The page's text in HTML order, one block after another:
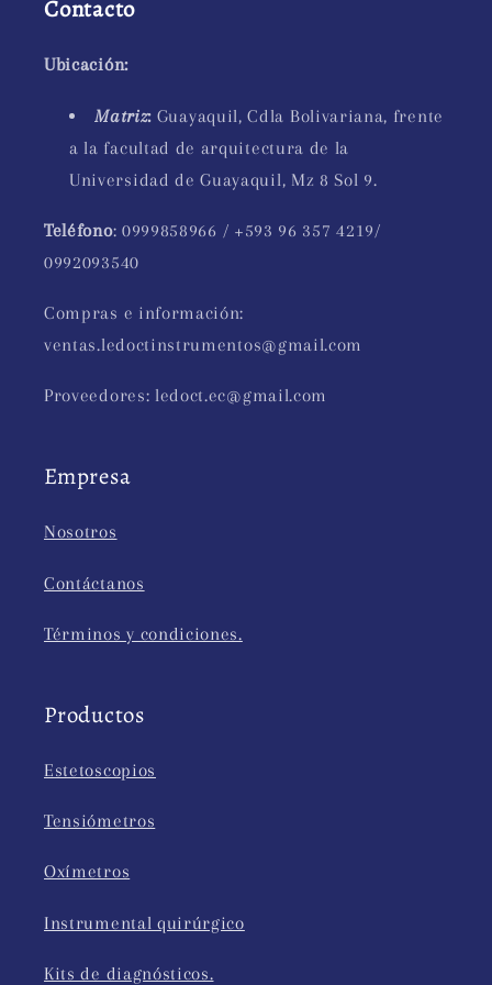
Contacto
Ubicación:
Matriz: Guayaquil, Cdla Bolivariana, frente
a la facultad de arquitectura de la
Universidad de Guayaquil, Mz 8 Sol 9.
Teléfono: 0999858966 / +593 96 357 4219/
0992093540
Compras e información:
ventas.ledoctinstrumentos@gmail.com
Proveedores: ledoct.ec@gmail.com
Empresa
Nosotros
Contáctanos
Términos y condiciones.
Productos
Estetoscopios
Tensiómetros
Oxímetros
Instrumental quirúrgico
Kits de diagnósticos.